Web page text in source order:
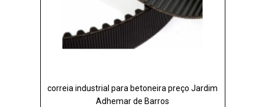
correia industrial para betoneira preço Jardim
Adhemar de Barros